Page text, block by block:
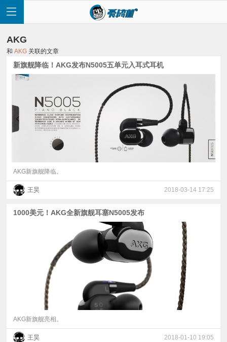
评
普
AKG
和AKG 关联的文章
新旗舰降临！AKG发布N5005五单元入耳式耳机
AKG新旗舰降临。
王昊 2018-03-14 17:25
1000美元！AKG全新旗舰耳塞N5005发布
AKG新旗舰亮相。
王昊 2018-01-10 19:05